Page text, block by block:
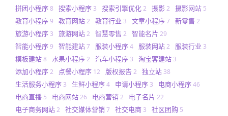
拼团小程序8 搜索小程序 3 搜索引擎优化2 摄影2 摄影网站 5
教育小程序9 教育网站2 教育行业 3 文章小程序7 新零售 2
旅游小程序 3 旅游网站2 智慧零售 2 智能名片 29
智能小程序9 智能建站7 服装小程序4 服装网站2 服装行业 3
模板建站8 水果小程序2 汽车小程序 3 淘宝客建站 3
添加小程序2 点餐小程序 12 版权报告2 独立站 38
生活服务小程序 3 生鲜小程序4 申请小程序 3 电商小程序46
电商直播 5 电商网站26 电商营销 2 电子名片 22
电子商务网站2 社交媒体营销 7 社交电商 3 社区团购 5